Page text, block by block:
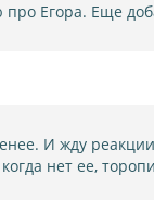
Егора. Еще
И жду
нет ее,